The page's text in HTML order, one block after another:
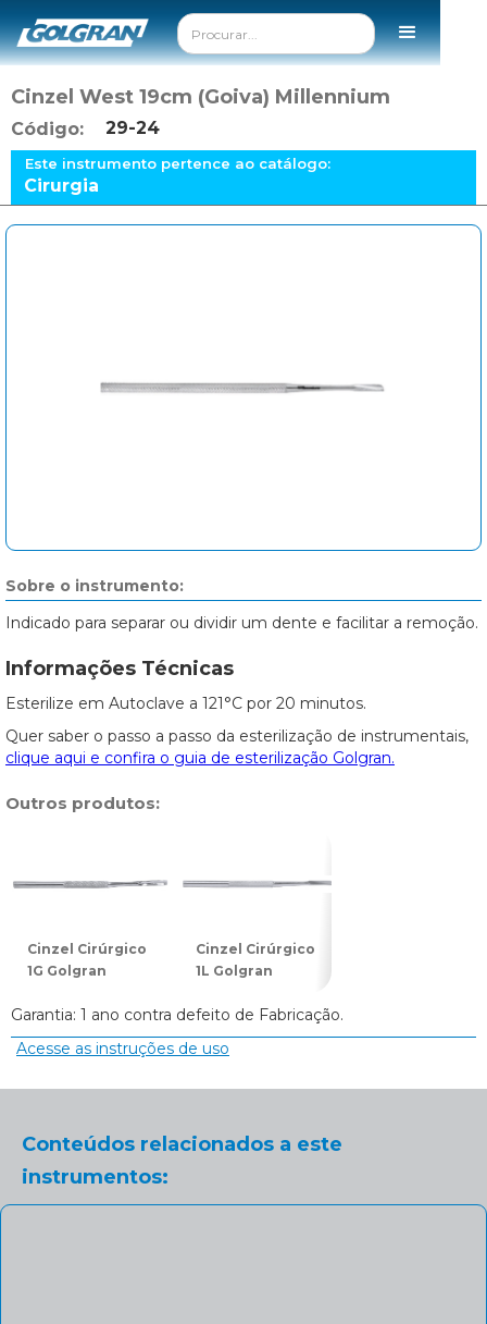
Cinzel West 19cm (Goiva) Millennium
Código: 29-24
Este instrumento pertence ao catálogo:
Cirurgia
Sobre o instrumento:
Indicado para separar ou dividir um dente e facilitar a remoção.
Informações Técnicas
Esterilize em Autoclave a 121°C por 20 minutos.
Quer saber o passo a passo da esterilização de instrumentais,
clique aqui e confira o guia de esterilização Golgran.
Outros produtos:
Cinzel Cirúrgico
1G Golgran
Cinzel Cirúrgico
1L Golgran
Garantia: 1 ano contra defeito de Fabricação.
Acesse as instruções de uso
Conteúdos relacionados a este
instrumentos: